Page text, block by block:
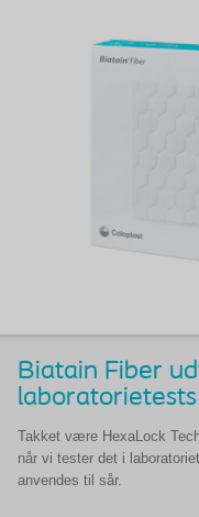
Biatain Fiber
laboratorietests
Takket være HexaLock
når vi tester det i
anvendes til sår.